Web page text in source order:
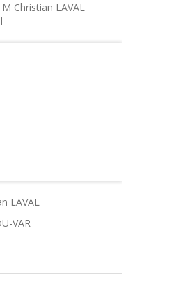
M Christian LAVAL
LAVAL
VAR